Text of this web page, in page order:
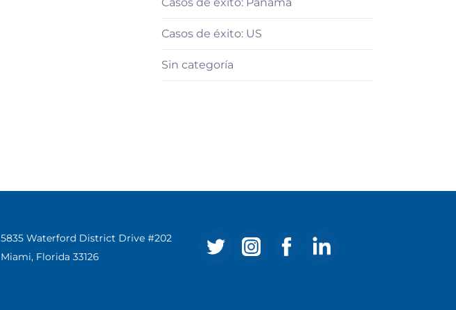
Casos de éxito: US
Sin categoría
5835 Waterford District Drive #202
Miami, Florida 33126